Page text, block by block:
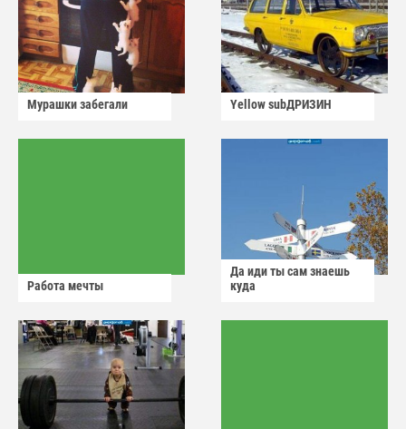
Мурашки забегали Yellow subДРИЗИН
Работа мечты
Да иди ты сам знаешь
куда